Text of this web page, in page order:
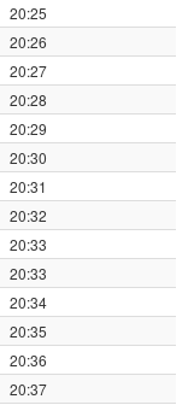
20:25
20:26
20:27
20:28
20:29
20:30
20:31
20:32
20:33
20:33
20:34
20:35
20:36
20:37